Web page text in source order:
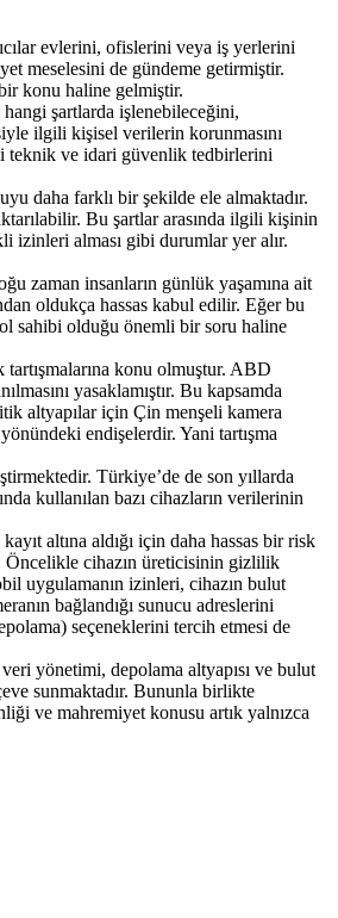
evlerini, ofislerini veya iş yerlerini
meselesini de gündeme getirmiştir.
konu haline gelmiştir.
şartlarda işlenebileceğini,
ilgili kişisel verilerin korunmasını
teknik ve idari güvenlik tedbirlerini
daha farklı bir şekilde ele almaktadır.
Bu şartlar arasında ilgili kişinin
izinleri alması gibi durumlar yer alır.
zaman insanların günlük yaşamına ait
oldukça hassas kabul edilir. Eğer bu
sahibi olduğu önemli bir soru haline
konu olmuştur. ABD
yasaklamıştır. Bu kapsamda
altyapılar için Çin menşeli kamera
endişelerdir. Yani tartışma
Türkiye’de de son yıllarda
kullanılan bazı cihazların verilerinin
altına aldığı için daha hassas bir risk
Öncelikle cihazın üreticisinin gizlilik
uygulamanın izinleri, cihazın bulut
bağlandığı sunucu adreslerini
seçeneklerini tercih etmesi de
yönetimi, depolama altyapısı ve bulut
sunmaktadır. Bununla birlikte
ve mahremiyet konusu artık yalnızca